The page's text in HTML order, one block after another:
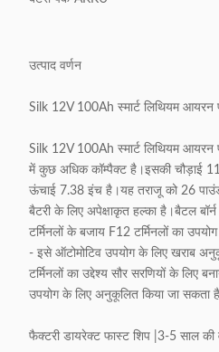
उत्पाद वर्णन
Silk 12V 100Ah स्मार्ट लिथियम आयरन
Silk 12V 100Ah स्मार्ट लिथियम आयरन
में कुछ अधिक कॉम्पैक्ट है।इसकी चौड़ाई
ऊंचाई 7.38 इंच है।यह तराजू को 26
बैटरी के लिए अपेक्षाकृत हल्का है।बैटल
टर्मिनलों के बजाय F12 टर्मिनलों का
- इसे ऑटोमोटिव उपयोग के लिए खराब
टर्मिनलों का उद्देश्य सौर सरणियों के लिए
उपयोग के लिए अनुकूलित किया जा सकता
फैक्टरी डायरेक्ट फास्ट शिप |3-5 साल की